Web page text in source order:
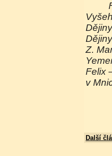
Felix Tauer:
Z.
Felix
v
Další